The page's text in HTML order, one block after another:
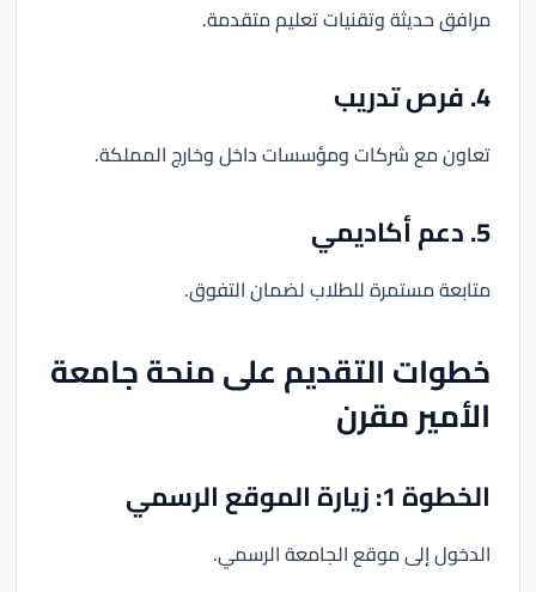
مرافق حديثة وتقنيات تعليم متقدمة.
4. فرص تدريب
تعاون مع شركات ومؤسسات داخل وخارج المملكة.
5. دعم أكاديمي
متابعة مستمرة للطلاب لضمان التفوق.
خطوات التقديم على منحة جامعة
الأمير مقرن
الخطوة 1: زيارة الموقع الرسمي
الدخول إلى موقع الجامعة الرسمي.